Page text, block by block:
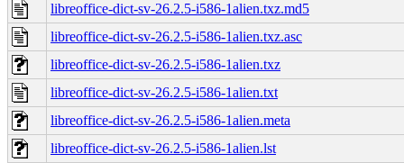
libreoffice-dict-sv-26.2.5-i586-1alien.txz.md5
libreoffice-dict-sv-26.2.5-i586-1alien.txz.asc
libreoffice-dict-sv-26.2.5-i586-1alien.txz
libreoffice-dict-sv-26.2.5-i586-1alien.txt
libreoffice-dict-sv-26.2.5-i586-1alien.meta
libreoffice-dict-sv-26.2.5-i586-1alien.lst